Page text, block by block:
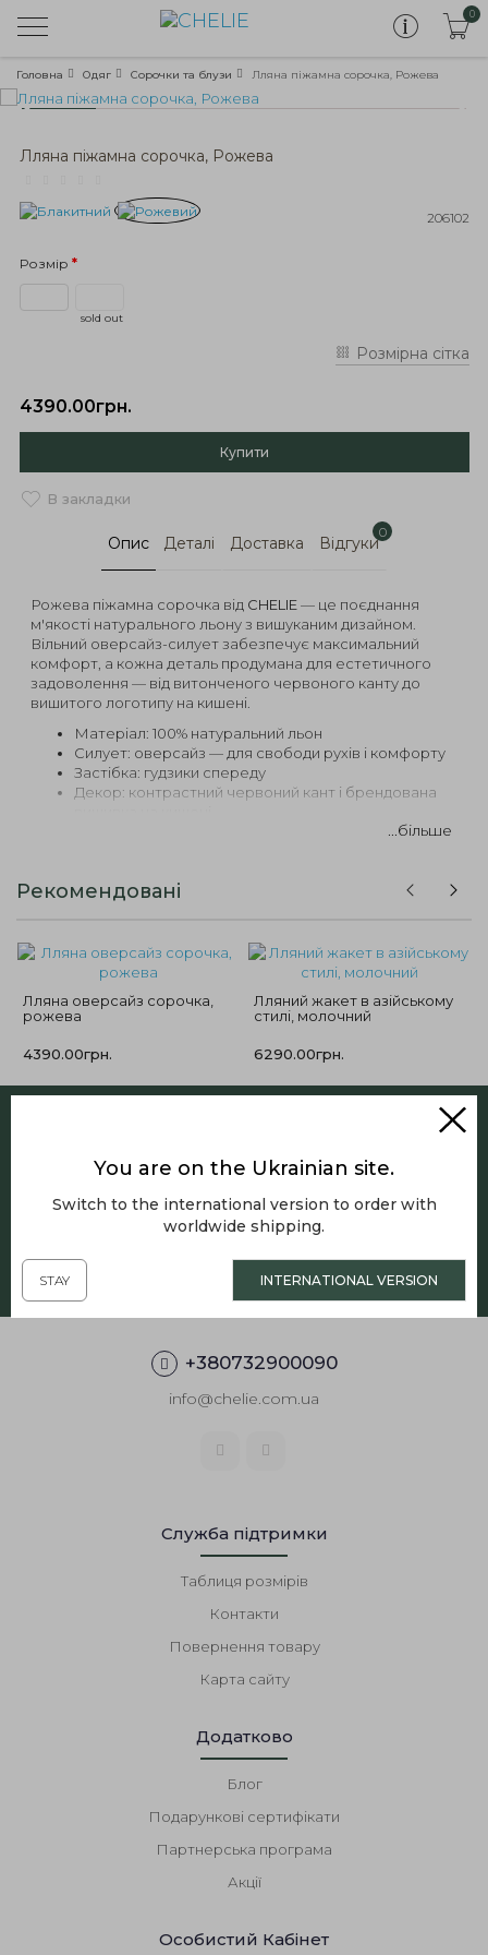
0
Головна Одяг Сорочки та блузи Лляна піжамна сорочка, Рожева
Лляна піжамна сорочка, Рожева
206102
Розмір
sold out
Розмірна сітка
4390.00грн.
Купити
В закладки
Опис Деталі Доставка Відгуки
0
Рожева піжамна сорочка від CHELIE— це поєднання
м'якості натурального льону з вишуканим дизайном.
Вільний оверсайз-силует забезпечує максимальний
комфорт, а кожна деталь продумана для естетичного
задоволення — від витонченого червоного канту до
вишитого логотипу на кишені.
Матеріал: 100% натуральний льон
Силует: оверсайз — для свободи рухів і комфорту
Застібка: гудзики спереду
Декор: контрастний червоний кант і брендована
Відтінок: ніжно-рожевий — створює атмосферу
Ця сорочка — не просто елемент домашнього
гардероба. Вона підкреслює увагу до себе, до ритуалів
окремо, так і в комплекті з піжамними штанами з тієї ж
серії.
...більше
Рекомендовані
Лляна оверсайз сорочка,
рожева
4390.00грн.
Лляний жакет в азійському
стилі, молочний
6290.00грн.
Отримуйте наші спеціальні пропозиції
You are on the Ukrainian site.
Switch to the international version to order with
worldwide shipping.
STAY INTERNATIONAL VERSION
+380732900090
info@chelie.com.ua
Служба підтримки
Таблиця розмірів
Контакти
Повернення товару
Карта сайту
Додатково
Блог
Подарункові сертифікати
Партнерська програма
Акції
Особистий Кабінет